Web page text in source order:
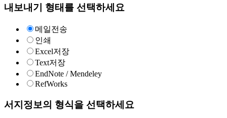
내보내기 형태를 선택하세요
메일전송
인쇄
Excel저장
Text저장
EndNote / Mendeley
RefWorks
서지정보의 형식을 선택하세요